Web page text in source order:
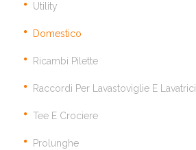
Utility
Domestico
Ricambi Pilette
Raccordi Per Lavastoviglie E Lavatrici
Tee E Crociere
Prolunghe